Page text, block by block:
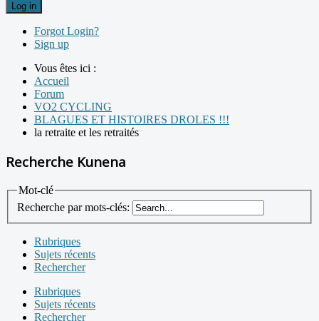
Log in
Forgot Login?
Sign up
Vous êtes ici :
Accueil
Forum
VO2 CYCLING
BLAGUES ET HISTOIRES DROLES !!!
la retraite et les retraités
Recherche Kunena
Mot-clé
Recherche par mots-clés:
Rubriques
Sujets récents
Rechercher
Rubriques
Sujets récents
Rechercher